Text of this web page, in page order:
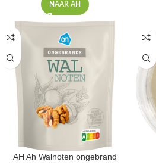
NAAR AH
AH Ah Walnoten ongebrand